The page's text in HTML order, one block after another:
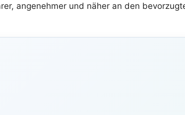
angenehmer und näher an den